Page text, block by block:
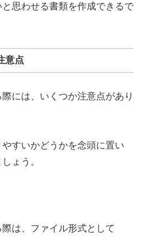
思わせる書類を作成できるで
意点
には、いくつか注意点があり
すいかどうかを念頭に置い
ょう。
は、ファイル形式として